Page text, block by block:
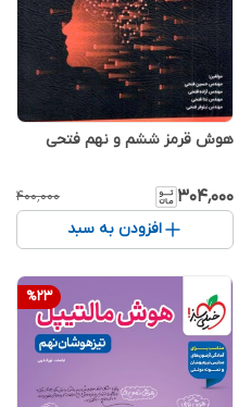
هوش قرمز ششم و نهم فتحی
۳۰۴٬۰۰۰ ۴۰۰٬۰۰۰
افزودن به سبد
%23